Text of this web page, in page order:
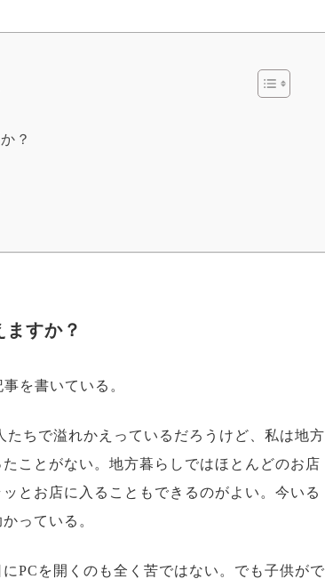
？
すか？
を書いている。
ちで溢れかえっているだろうけど、私は地方
ことがない。地方暮らしではほとんどのお店
とお店に入ることもできるのがよい。今いる
っている。
PCを開くのも全く苦ではない。でも子供がで